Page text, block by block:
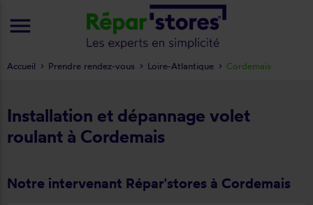
Installation et dépannage volet
roulant à Cordemais
Notre intervenant Répar'stores à Cordemais
Accueil Prendre rendez-vous Loire-Atlantique Cordemais
menu